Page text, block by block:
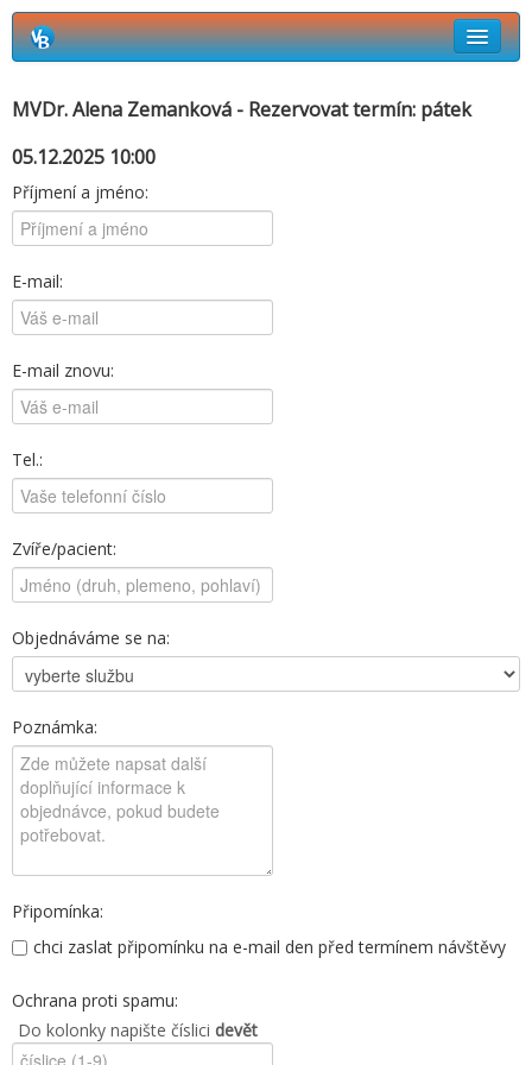
MVDr. Alena Zemanková - Rezervovat termín: pátek
05.12.2025 10:00
Příjmení a jméno:
E-mail:
E-mail znovu:
Tel.:
Zvíře/pacient:
Objednáváme se na:
Poznámka:
Připomínka:
chci zaslat připomínku na e-mail den před termínem návštěvy
Ochrana proti spamu:
Do kolonky napište číslici devět